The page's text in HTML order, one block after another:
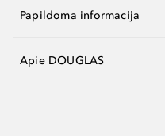
Papildoma informacija
Apie DOUGLAS